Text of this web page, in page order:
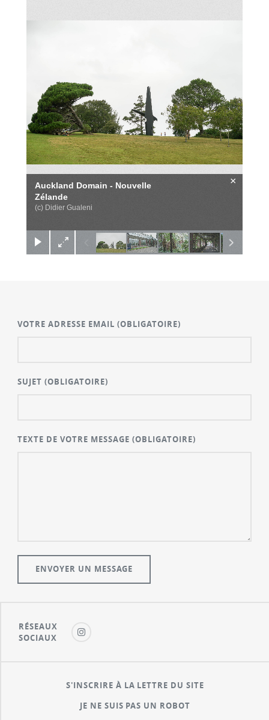
Auckland Domain - Nouvelle
Zélande
(c) Didier Gualeni
×
VOTRE ADRESSE EMAIL(OBLIGATOIRE)
SUJET(OBLIGATOIRE)
TEXTE DE VOTRE MESSAGE(OBLIGATOIRE)
RÉSEAUX
SOCIAUX
S'INSCRIRE À LA LETTRE DU SITE
JE NE SUIS PAS UN ROBOT